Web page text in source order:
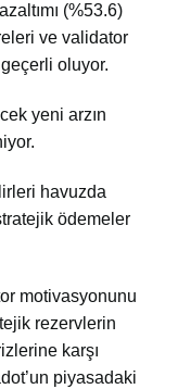
(%53.6)
ve validator
oluyor.
yeni arzın
havuzda
ödemeler
motivasyonunu
rezervlerin
karşı
piyasadaki